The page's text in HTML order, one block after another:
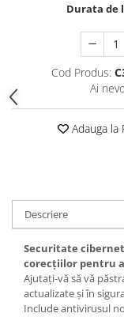
Durata de
Cod Produs:
Ai
Adauga la
Descriere
Securitate
corecțiilor pentru
Ajutați-vă să vă
actualizate și în
Include antivirusul